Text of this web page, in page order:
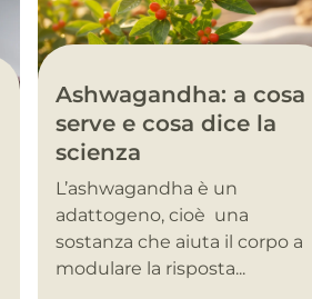
Ashwagandha: a cosa
serve e cosa dice la
scienza
L’ashwagandha è un
adattogeno, cioè una
sostanza che aiuta il corpo a
modulare la risposta...